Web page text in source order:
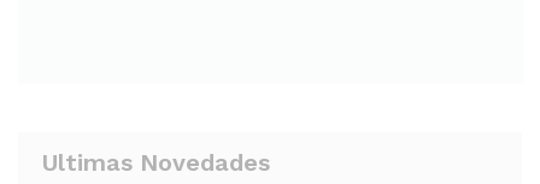
Ultimas Novedades